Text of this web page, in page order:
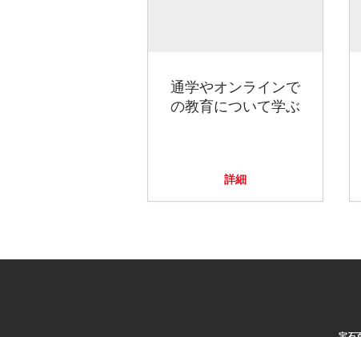
通学やオンラインで
の教育について学ぶ
詳細